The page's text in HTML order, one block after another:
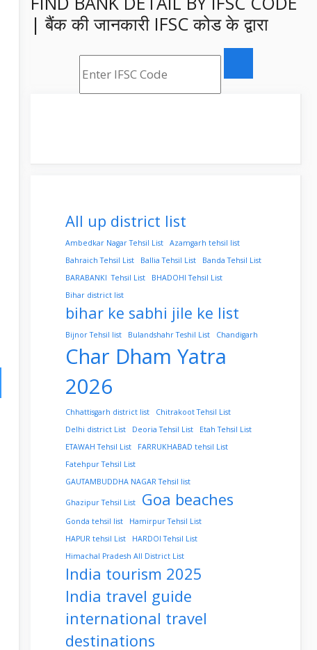
| बैंक की जानकारी IFSC कोड के द्वारा
All up district list
Ambedkar Nagar Tehsil List
Azamgarh tehsil list
Bahraich Tehsil List
Ballia Tehsil List
Banda Tehsil List
BARABANKI Tehsil List
BHADOHI Tehsil List
Bihar district list
bihar ke sabhi jile ke list
Bijnor Tehsil list Bulandshahr Teshil List Chandigarh
Char Dham Yatra
2026
Chhattisgarh district list
Chitrakoot Tehsil List
Delhi district List
Deoria Tehsil List
Etah Tehsil List
ETAWAH Tehsil List
FARRUKHABAD tehsil List
Fatehpur Tehsil List
GAUTAMBUDDHA NAGAR Tehsil list
Ghazipur Tehsil List Goa beaches
Gonda tehsil list
Hamirpur Tehsil List
HAPUR tehsil List
HARDOI Tehsil List
Himachal Pradesh All District List
India tourism 2025
India travel guide
international travel
destinations